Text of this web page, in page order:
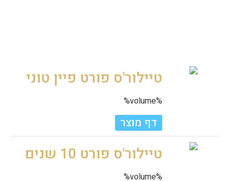
טיילור'ס פורט פיין טוני
%volume%
דף מוצר
טיילור'ס פורט 10 שנים
%volume%